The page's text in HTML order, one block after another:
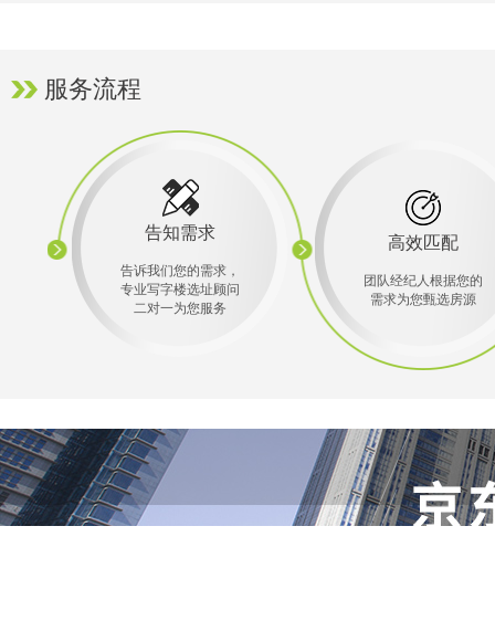
服务流程
告知需求
告诉我们您的需求，
专业写字楼选址顾问
二对一为您服务
高效匹配
团队经纪人根据您的
需求为您甄选房源